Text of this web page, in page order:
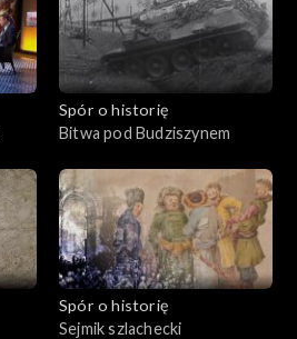
Spór o historię
Bitwa pod Budziszynem
Spór o historię
Sejmik szlachecki